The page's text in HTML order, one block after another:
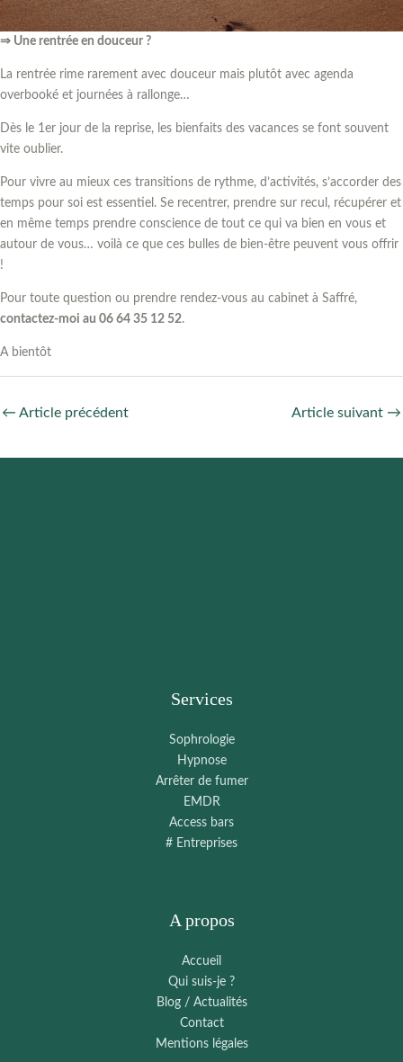
⇒ Une rentrée en douceur ?
La rentrée rime rarement avec douceur mais plutôt avec agenda
overbooké et journées à rallonge…
Dès le 1er jour de la reprise, les bienfaits des vacances se font souvent
vite oublier.
Pour vivre au mieux ces transitions de rythme, d’activités, s’accorder des
temps pour soi est essentiel. Se recentrer, prendre sur recul, récupérer et
en même temps prendre conscience de tout ce qui va bien en vous et
autour de vous… voilà ce que ces bulles de bien-être peuvent vous offrir
!
Pour toute question ou prendre rendez-vous au cabinet à Saffré,
contactez-moi au 06 64 35 12 52.
A bientôt
← Article précédent Article suivant →
Services
Sophrologie
Hypnose
Arrêter de fumer
EMDR
Access bars
# Entreprises
A propos
Accueil
Qui suis-je ?
Blog / Actualités
Contact
Mentions légales